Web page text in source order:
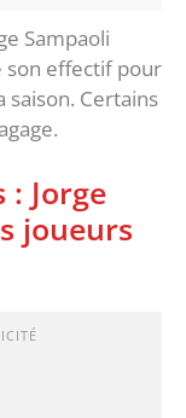
Sampaoli
son effectif pour
saison. Certains
: Jorge
joueurs